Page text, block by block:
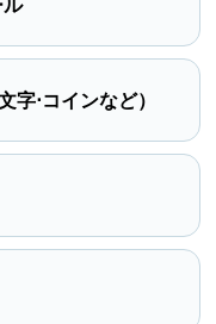
字⋅コインなど）